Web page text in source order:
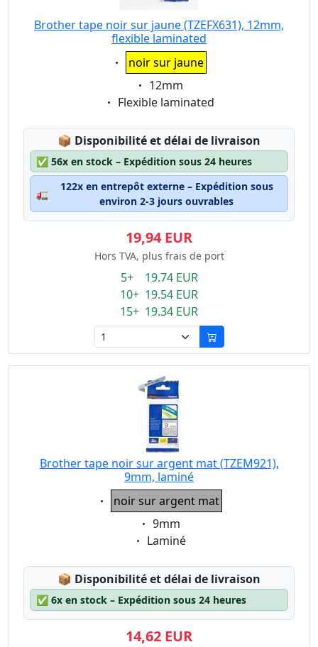
Brother tape noir sur jaune (TZEFX631), 12mm,
flexible laminated
Eigenschaft:
noir sur jaune
Eigenschaft:
12mm
Eigenschaft:
Flexible laminated
📦 Lagerstatus:
Disponibilité et délai de livraison
✅ 56x en stock – Expédition sous 24 heures
🚛
122x en entrepôt externe – Expédition sous
environ 2-3 jours ouvrables
19,94 EUR
Hors TVA, plus frais de port
5+ 19.74 EUR
10+ 19.54 EUR
15+ 19.34 EUR
Brother tape noir sur argent mat (TZEM921),
9mm, laminé
Eigenschaft:
noir sur argent mat
Eigenschaft:
9mm
Eigenschaft:
Laminé
📦 Lagerstatus:
Disponibilité et délai de livraison
✅ 6x en stock – Expédition sous 24 heures
14,62 EUR